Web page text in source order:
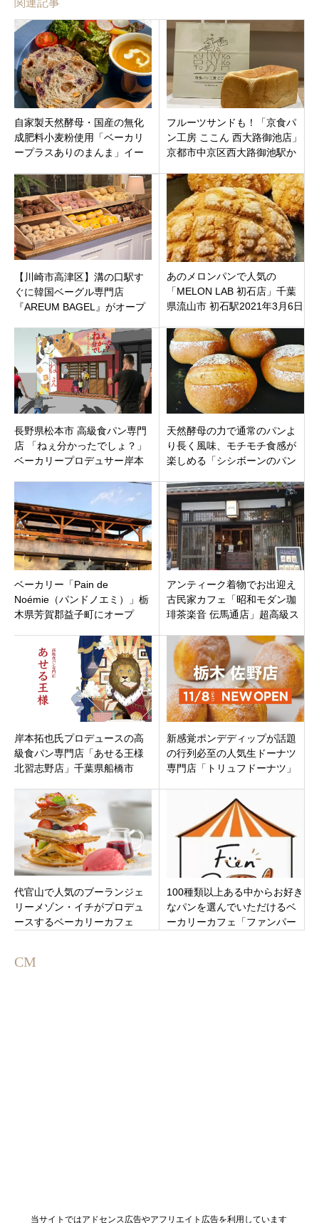
自家製天然酵母・国産の無化
成肥料小麦粉使用「ベーカリ
ープラスありのまんま」イー
原町
フルーツサンドも！「京食パ
ン工房 ここん 西大路御池店」
京都市中京区西大路御池駅か
オープンです。
【川崎市高津区】溝の口駅す
ぐに韓国ベーグル専門店
『AREUM BAGEL』がオープ
てくる！
あのメロンパンで人気の
「MELON LAB 初石店」千葉
県流山市 初石駅2021年3月6日
長野県松本市 高級食パン専門
店 「ねぇ分かったでしょ？」
ベーカリープロデュサー岸本
天然酵母の力で通常のパンよ
り長く風味、モチモチ食感が
楽しめる「シシボーンのパン
小岩
ベーカリー「Pain de
Noémie（パンドノエミ）」栃
木県芳賀郡益子町にオープ
アンティーク着物でお出迎え
古民家カフェ「昭和モダン珈
琲茶楽音 伝馬通店」超高級ス
色。愛知県岡崎市
岸本拓也氏プロデュースの高
級食パン専門店「あせる王様
北習志野店」千葉県船橋市
新感覚ポンデディップが話題
の行列必至の人気生ドーナツ
専門店「トリュフドーナツ」
代官山で人気のブーランジェ
リーメゾン・イチがプロデュ
ースするベーカリーカフェ
100種類以上ある中からお好き
なパンを選んでいただけるベ
ーカリーカフェ「ファンパー
CM
当サイトではアドセンス広告やアフリエイト広告を利用しています